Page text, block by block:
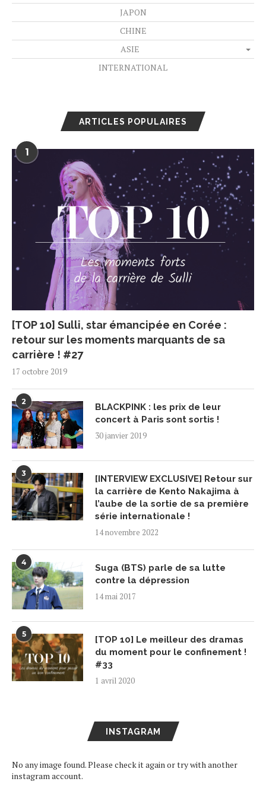
JAPON
CHINE
ASIE
INTERNATIONAL
ARTICLES POPULAIRES
1
[TOP 10] Sulli, star émancipée en Corée :
retour sur les moments marquants de sa
carrière ! #27
17 octobre 2019
2
BLACKPINK : les prix de leur
concert à Paris sont sortis !
30 janvier 2019
3
[INTERVIEW EXCLUSIVE] Retour sur
la carrière de Kento Nakajima à
l’aube de la sortie de sa première
série internationale !
14 novembre 2022
4
Suga (BTS) parle de sa lutte
contre la dépression
14 mai 2017
5
[TOP 10] Le meilleur des dramas
du moment pour le confinement !
#33
1 avril 2020
INSTAGRAM
No any image found. Please check it again or try with another
instagram account.